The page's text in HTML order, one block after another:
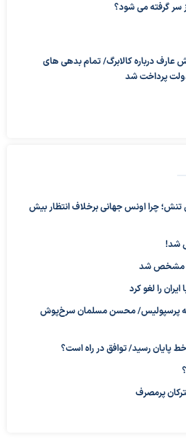
سر گرفته می شود؟
عارف درباره کالابرگ/ تمام بدهی های
پرداخت شد
چرا اونس جهانی برخلاف انتظار بیش
شد!
مشخص شد
را لغو کرد
پرسپولیس/ محسن مسلمان سرخ‌پوش
پایان رسید/ توافق در راه است؟
پرمصرف